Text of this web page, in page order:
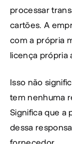
processar
cartões. A
com a própria
licença própria
Isso não
tem nenhuma
Significa que a
dessa
fornecedor.